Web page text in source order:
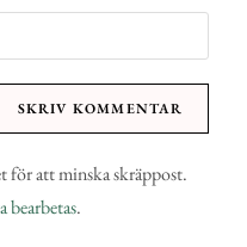
för att minska skräppost.
bearbetas.